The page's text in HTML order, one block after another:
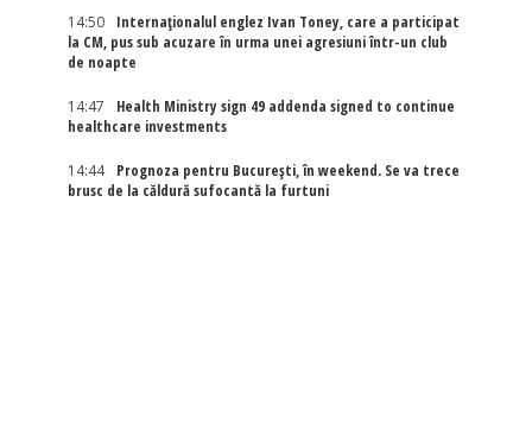
14:50
Internaţionalul englez Ivan Toney, care a participat
la CM, pus sub acuzare în urma unei agresiuni într-un club
de noapte
14:47
Health Ministry sign 49 addenda signed to continue
healthcare investments
14:44
Prognoza pentru București, în weekend. Se va trece
brusc de la căldură sufocantă la furtuni